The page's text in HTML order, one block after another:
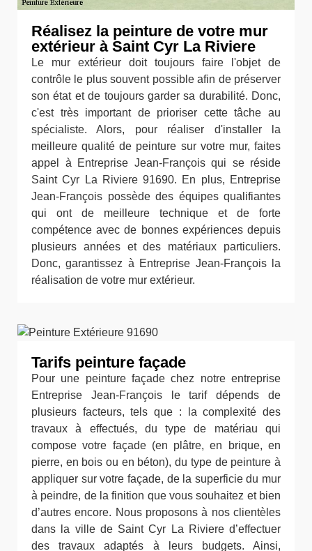
Réalisez la peinture de votre mur
extérieur à Saint Cyr La Riviere
Le mur extérieur doit toujours faire l'objet de
contrôle le plus souvent possible afin de préserver
son état et de toujours garder sa durabilité. Donc,
c'est très important de prioriser cette tâche au
spécialiste. Alors, pour réaliser d'installer la
meilleure qualité de peinture sur votre mur, faites
appel à Entreprise Jean-François qui se réside
Saint Cyr La Riviere 91690. En plus, Entreprise
Jean-François possède des équipes qualifiantes
qui ont de meilleure technique et de forte
compétence avec de bonnes expériences depuis
plusieurs années et des matériaux particuliers.
Donc, garantissez à Entreprise Jean-François la
réalisation de votre mur extérieur.
Tarifs peinture façade
Pour une peinture façade chez notre entreprise
Entreprise Jean-François le tarif dépends de
plusieurs facteurs, tels que : la complexité des
travaux à effectués, du type de matériau qui
compose votre façade (en plâtre, en brique, en
pierre, en bois ou en béton), du type de peinture à
appliquer sur votre façade, de la superficie du mur
à peindre, de la finition que vous souhaitez et bien
d’autres encore. Nous proposons à nos clientèles
dans la ville de Saint Cyr La Riviere d’effectuer
des travaux adaptés à leurs budgets. Ainsi,